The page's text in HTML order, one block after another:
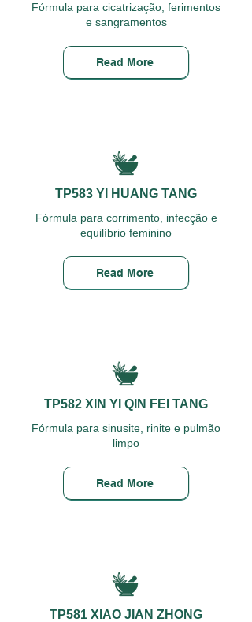
Fórmula para cicatrização, ferimentos
e sangramentos
Read More
TP583 YI HUANG TANG
Fórmula para corrimento, infecção e
equilíbrio feminino
Read More
TP582 XIN YI QIN FEI TANG
Fórmula para sinusite, rinite e pulmão
limpo
Read More
TP581 XIAO JIAN ZHONG